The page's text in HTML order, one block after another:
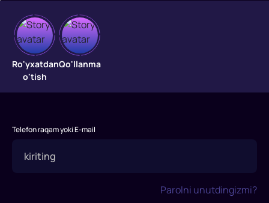
Olov
"Olov"
filmi
olingan.
ostidagi
Ro'yxatdan
o'tish
Qo'llanma
Telefon raqam yoki E-mail
Parolni unutdingizmi?